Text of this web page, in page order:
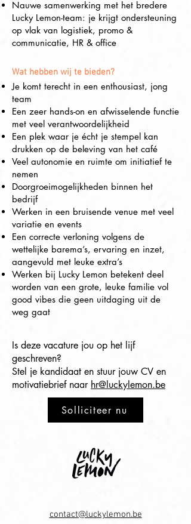
Nauwe samenwerking met het bredere
Lucky Lemon-team: je krijgt ondersteuning
op vlak van logistiek, promo &
communicatie, HR & office
Wat hebben wij te bieden?
Je komt terecht in een enthousiast, jong
team
Een zeer hands-on en afwisselende functie
met veel verantwoordelijkheid
Een plek waar je écht je stempel kan
drukken op de beleving van het café
Veel autonomie en ruimte om initiatief te
nemen
Doorgroeimogelijkheden binnen het
bedrijf
Werken in een bruisende venue met veel
variatie en events
Een correcte verloning volgens de
wettelijke barema’s, ervaring en inzet,
aangevuld met leuke extra’s
Werken bij Lucky Lemon betekent deel
worden van een grote, leuke familie vol
good vibes die geen uitdaging uit de
weg gaat
Is deze vacature jou op het lijf
geschreven?
Stel je kandidaat en stuur jouw CV en
motivatiebrief naar hr@luckylemon.be
Solliciteer nu
contact@luckylemon.be